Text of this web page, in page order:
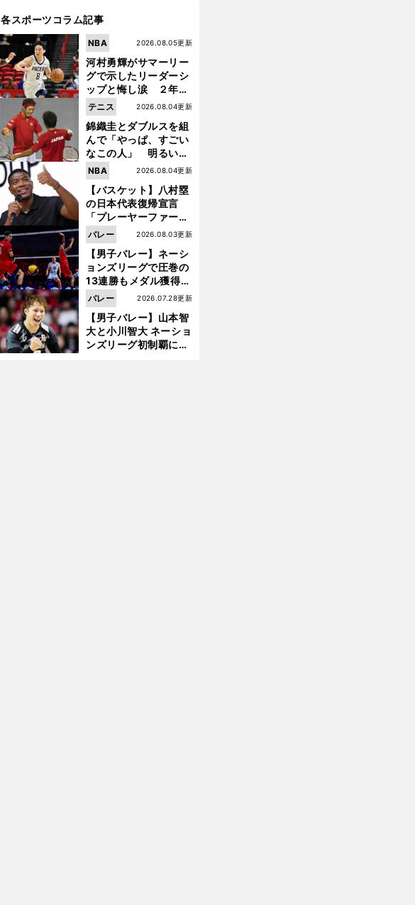
各スポーツコラム記事
河村勇輝がサマーリー
グで示したリーダーシ
ップと悔し涙 ２年ぶ
りの日本代表の舞台を
糧に３年目のNBA挑戦
は続く
2026.08.05更新
NBA
錦織圭とダブルスを組
んで「やっぱ、すごい
なこの人」 明るい表
情と言葉で内山靖崇の
迷いを払ってくれた
2026.08.04更新
テニス
【バスケット】八村塁
の日本代表復帰宣言
「プレーヤーファース
ト」を説き続けた信念
と日本協会の変化
2026.08.04更新
NBA
【男子バレー】ネーシ
ョンズリーグで圧巻の
13連勝もメダル獲得な
らず 五輪を目指す日本
の現在地
2026.08.03更新
バレー
【男子バレー】山本智
大と小川智大 ネーショ
ンズリーグ初制覇に欠
2026.07.28更新
バレー